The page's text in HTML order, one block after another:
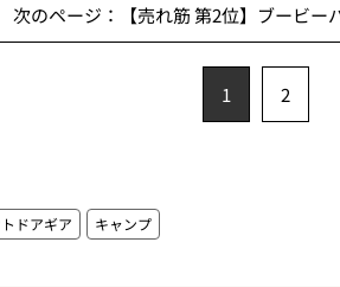
次のページ：【売れ筋 第2位】ブービー
1 2
ドアギア キャンプ